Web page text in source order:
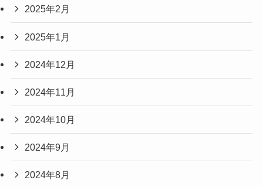
2025年2月
2025年1月
2024年12月
2024年11月
2024年10月
2024年9月
2024年8月